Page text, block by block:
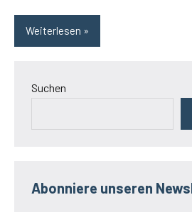
Weiterlesen
Suchen
Abonniere unseren